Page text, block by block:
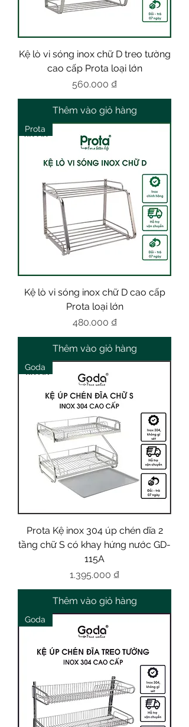
Kệ lò vi sóng inox chữ D treo tường
cao cấp Prota loại lớn
Giá
560.000 ₫
Thêm vào giỏ hàng
Prota
Kệ lò vi sóng inox chữ D cao cấp
Prota loại lớn
Giá
480.000 ₫
Thêm vào giỏ hàng
Goda
Prota Kệ inox 304 úp chén dĩa 2
tầng chữ S có khay hứng nước GD-
115A
Giá
1.395.000 ₫
Thêm vào giỏ hàng
Goda